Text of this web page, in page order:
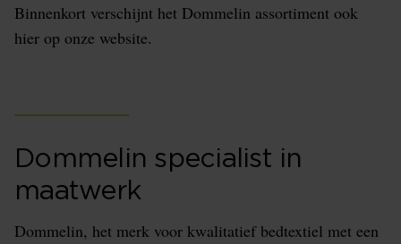
Binnenkort verschijnt het Dommelin assortiment ook
hier op onze website.
Dommelin specialist in
maatwerk
Dommelin, het merk voor kwalitatief bedtextiel met een